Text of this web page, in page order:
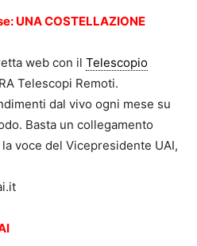
UNA COSTELLAZIONE
web con il Telescopio
Telescopi Remoti.
dal vivo ogni mese su
Basta un collegamento
voce del Vicepresidente UAI,